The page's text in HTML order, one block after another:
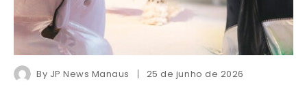
By JP News Manaus 25 de junho de 2026